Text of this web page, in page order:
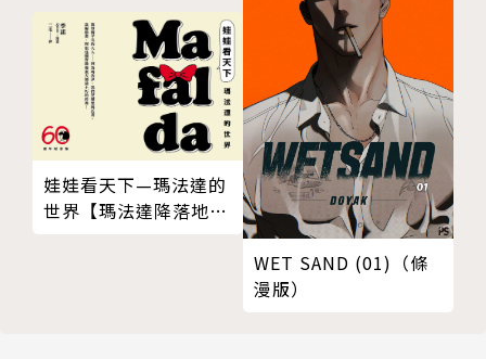
娃娃看天下—瑪法達的
世界【瑪法達降落地球
WET SAND (01)（條
漫版）